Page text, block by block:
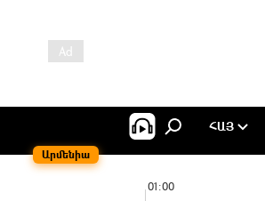
Արմենիա
ՀԱՅ
01:00